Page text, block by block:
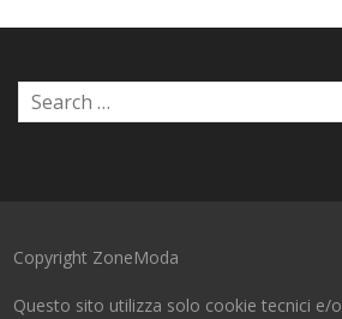
Copyright ZoneModa
Questo sito utilizza solo cookie tecnici e/o